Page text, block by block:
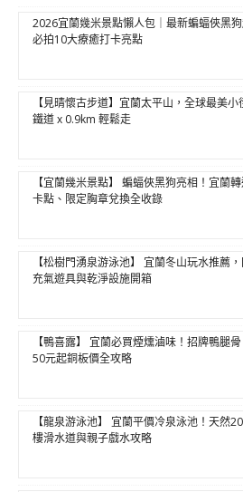
2026宜蘭幾米景點懶人包｜最新蝙蝠俠黑狗
必拍10大療癒打卡亮點
【見晴懷古步道】宜蘭太平山，全球最美
鐵道 x 0.9km 輕鬆走
【宜蘭幾米景點】 蝙蝠俠黑狗亮相！宜蘭
卡點、限定胸章兌換全收錄
【松樹門湧泉游泳池】 宜蘭冬山玩水推薦
充氣遊具與乾淨設施開箱
【鴨喜露】 宜蘭必買煙燻滷味！招牌鴨腿
50元起銅板價全攻略
【龍泉游泳池】 宜蘭平價冷泉泳池！天然
樓滑水道與親子戲水攻略